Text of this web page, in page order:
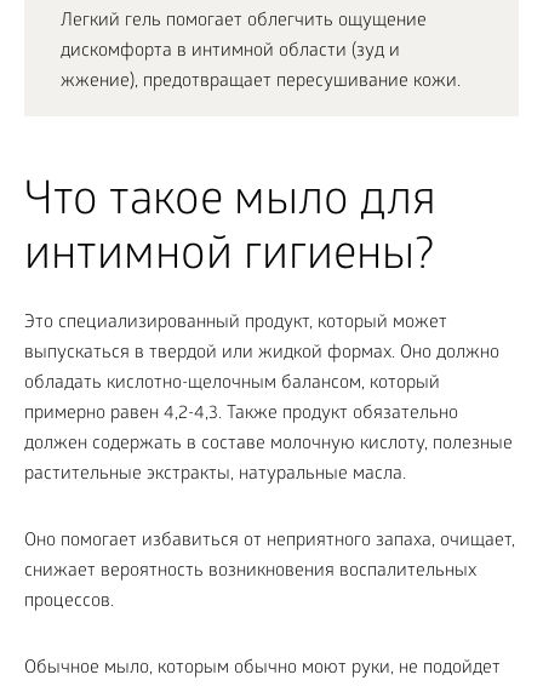
Легкий гель помогает облегчить ощущение
дискомфорта в интимной области (зуд и
жжение), предотвращает пересушивание кожи.
Что такое мыло для
интимной гигиены?
Это специализированный продукт, который может
выпускаться в твердой или жидкой формах. Оно должно
обладать кислотно-щелочным балансом, который
примерно равен 4,2-4,3. Также продукт обязательно
должен содержать в составе молочную кислоту, полезные
растительные экстракты, натуральные масла.
Оно помогает избавиться от неприятного запаха, очищает,
снижает вероятность возникновения воспалительных
процессов.
Обычное мыло, которым обычно моют руки, не подойдет